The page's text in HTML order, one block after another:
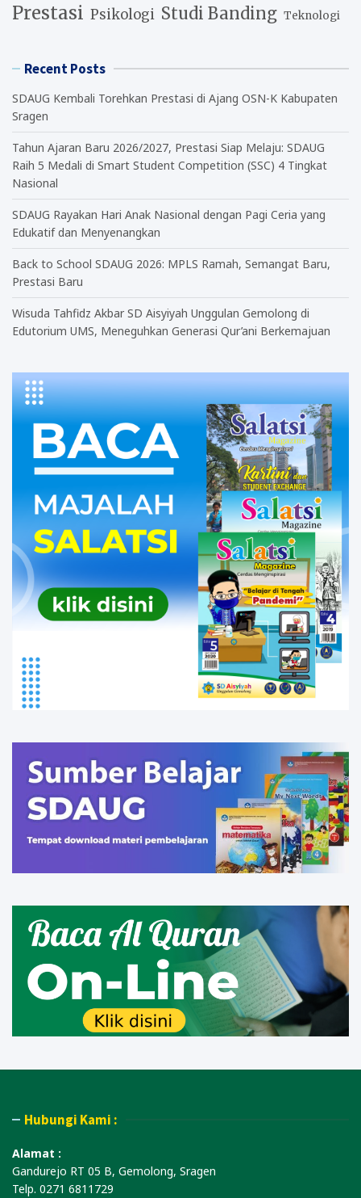
Prestasi Psikologi Studi Banding Teknologi
Recent Posts
SDAUG Kembali Torehkan Prestasi di Ajang OSN-K Kabupaten
Sragen
Tahun Ajaran Baru 2026/2027, Prestasi Siap Melaju: SDAUG
Raih 5 Medali di Smart Student Competition (SSC) 4 Tingkat
Nasional
SDAUG Rayakan Hari Anak Nasional dengan Pagi Ceria yang
Edukatif dan Menyenangkan
Back to School SDAUG 2026: MPLS Ramah, Semangat Baru,
Prestasi Baru
Wisuda Tahfidz Akbar SD Aisyiyah Unggulan Gemolong di
Edutorium UMS, Meneguhkan Generasi Qur’ani Berkemajuan
Hubungi Kami :
Alamat :
Gandurejo RT 05 B, Gemolong, Sragen
Telp. 0271 6811729